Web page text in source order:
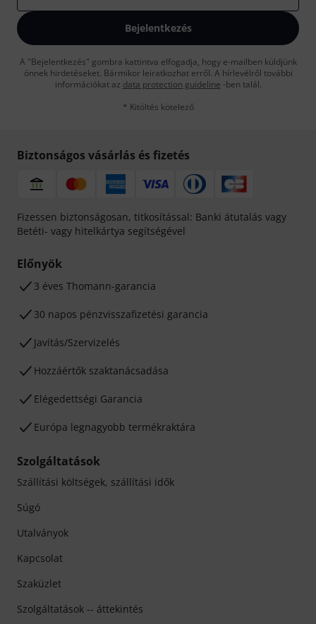
Bejelentkezés
A "Bejelentkezés" gombra kattintva elfogadja, hogy e-mailben küldjünk
önnek hirdetéseket. Bármikor leiratkozhat erről. A hírlevélről további
információkat az data protection guideline -ben talál.
* Kitöltés kötelező
Biztonságos vásárlás és fizetés
Fizessen biztonságosan, titkosítással: Banki átutalás vagy
Betéti- vagy hitelkártya segítségével
Előnyök
3 éves Thomann-garancia
30 napos pénzvisszafizetési garancia
Javítás/Szervizelés
Hozzáértők szaktanácsadása
Elégedettségi Garancia
Európa legnagyobb termékraktára
Szolgáltatások
Szállítási költségek, szállítási idők
Súgó
Utalványok
Kapcsolat
Szaküzlet
Szolgáltatások -- áttekintés